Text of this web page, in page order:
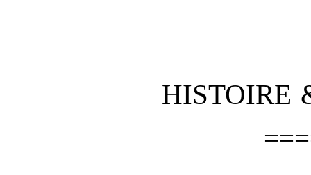
HISTOIRE